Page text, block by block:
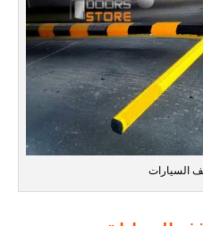
السيارات